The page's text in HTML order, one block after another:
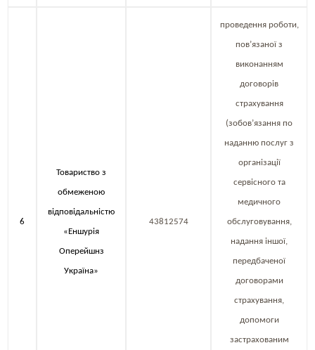
6
Товариство з
обмеженою
відповідальністю
«Еншурія
Оперейшнз
Україна»
43812574
проведення роботи,
пов’язаної з
виконанням
договорів
страхування
(зобов’язання по
наданню послуг з
організації
сервісного та
медичного
обслуговування,
надання іншої,
передбаченої
договорами
страхування,
допомоги
застрахованим